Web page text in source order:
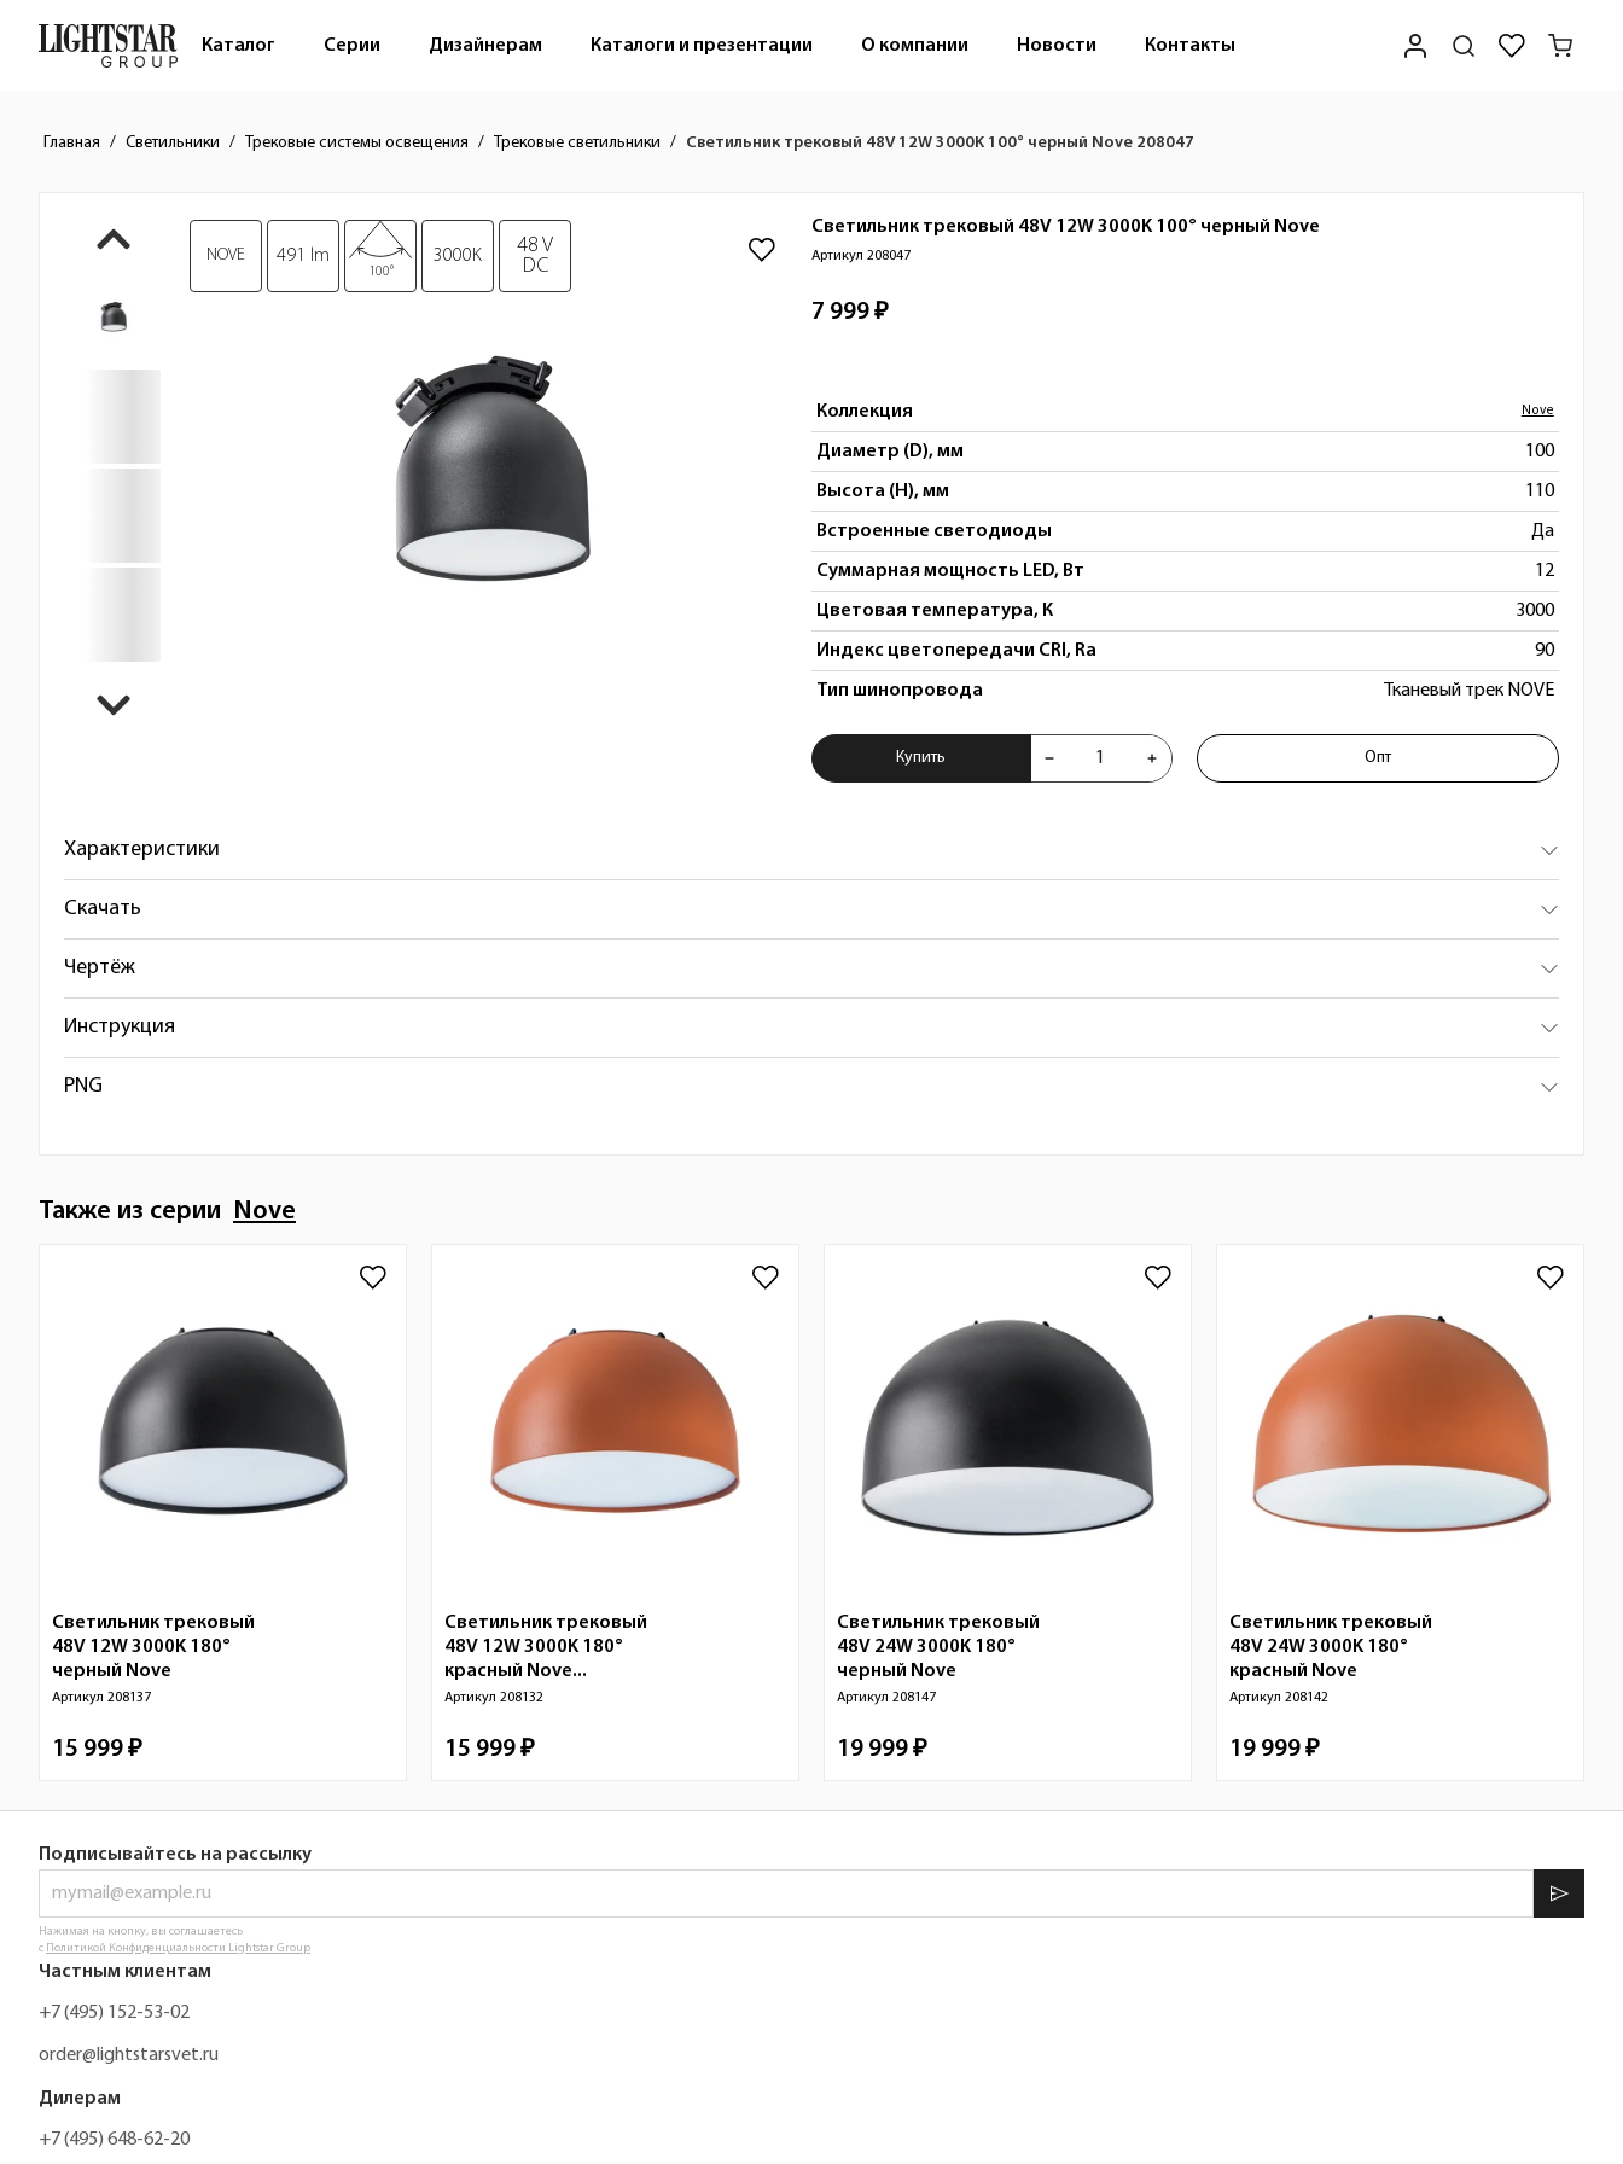
Каталог Серии Дизайнерам Каталоги и презентации О компании Новости Контакты
Главная Светильники Трековые системы освещения Трековые светильники Светильник трековый 48V 12W 3000K 100° черный Nove 208047
Краткое описание товара
Изображения товара
NOVE 491 lm
100°
3000K
48 V
DC
Светильник трековый 48V 12W 3000K 100° черный Nove
Артикул 208047
Стоимость товара 7 999 ₽
Коллекция Nove
Диаметр (D), мм 100
Высота (H), мм 110
Встроенные светодиоды Да
Суммарная мощность LED, Вт 12
Цветовая температура, К 3000
Индекс цветопередачи CRI, Ra 90
Тип шинопровода Тканевый трек NOVE
Купить Светильник трековый 48V 12W 3000K 100°
Купить Опт
Характеристики
Скачать
Чертёж
Инструкция
PNG
Также из серии Nove
Светильник трековый
48V 12W 3000K 180°
черный Nove
Артикул 208137
15 999 ₽
Светильник трековый
48V 12W 3000K 180°
красный Nove...
Артикул 208132
15 999 ₽
Светильник трековый
48V 24W 3000K 180°
черный Nove
Артикул 208147
19 999 ₽
Светильник трековый
48V 24W 3000K 180°
красный Nove
Артикул 208142
19 999 ₽
Подписывайтесь на рассылку
send
Нажимая на кнопку, вы соглашаетесь
с Политикой Конфиденциальности Lightstar Group
Частным клиентам
+7 (495) 152-53-02
order@lightstarsvet.ru
Дилерам
+7 (495) 648-62-20